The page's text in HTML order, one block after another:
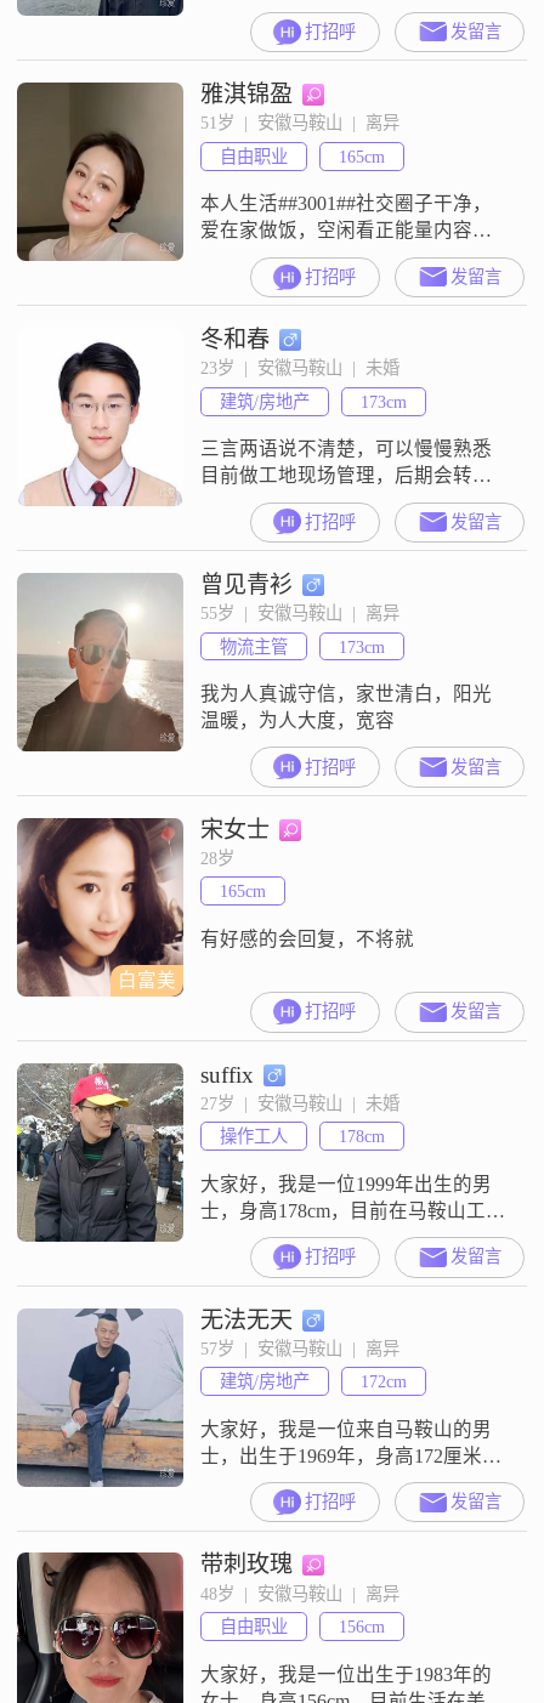
车，现在广州工作，我的学历是大
专，目前的月收入在12001到20000
元之间##3002##关于我的性格，大
家都说我是一个耐心包容的人，平
时心态比较乐观积极，做事也挺有
责任感##3002##我自己的情绪一直
比较稳定，觉得相处起来会比较轻
松##3002
打招呼 发留言
雅淇锦盈
51岁  |  安徽马鞍山  |  离异
自由职业
165cm
本人生活##3001##社交圈子干净，
爱在家做饭，空闲看正能量内容，
关注股市经济##3001##日常看书，
坚持运动，性格情绪稳定，待人专
一踏实，期待安稳有质感的相伴生
活##3002##觅48-57岁男士，超龄勿
扰##3002##希望你生活圈子简单，
情绪稳定，收入稳定，感情专一，
遇事有担当##3001##懂得解决问
题；平
打招呼 发留言
冬和春
23岁  |  安徽马鞍山  |  未婚
建筑/房地产
173cm
三言两语说不清楚，可以慢慢熟悉
目前做工地现场管理，后期会转为
室内工作##3002##喜欢开车自驾，
摄影，听音乐，偶尔可能会玩游戏
很少，不抽烟##3002##不吃槟榔
##3002##极少数必要的情况下才会
喝酒##3002##没有什么不良嗜好
##3002##希望尽快见面##3002##
打招呼 发留言
曾见青衫
55岁  |  安徽马鞍山  |  离异
物流主管
173cm
我为人真诚守信，家世清白，阳光
温暖，为人大度，宽容
打招呼 发留言
白富美
宋女士
28岁
165cm
有好感的会回复，不将就
打招呼 发留言
suffix
27岁  |  安徽马鞍山  |  未婚
操作工人
178cm
大家好，我是一位1999年出生的男
士，身高178cm，目前在马鞍山工作
##3002##我的月收入在5001到8000
元之间，学历是大专##3002##我性
格上比较稳重可靠，责任感很强，
做事总是力求做到最好##3002##我
觉得生活应该活在当下，珍惜眼前
人，所以对待感情我也是真诚可靠
的态度，希望能够找到一个可以相
互扶持的
打招呼 发留言
无法无天
57岁  |  安徽马鞍山  |  离异
建筑/房地产
172cm
大家好，我是一位来自马鞍山的男
士，出生于1969年，身高172厘米
##3002##我在工作中表现出色，月
收入在12001到20000元之间
##3002##我的学历是大专，虽然不
是特别高，但我在工作中积累了丰
富的经验，能够胜任各种挑战
##3002##我性格稳重可靠，做事认
真负责，总是把责任放在第一位
##3002##在生活
打招呼 发留言
带刺玫瑰
48岁  |  安徽马鞍山  |  离异
自由职业
156cm
大家好，我是一位出生于1983年的